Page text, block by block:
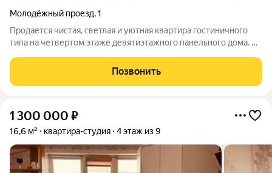
Молодёжный проезд,1
Продается чистая, светлая и уютная квартира гостиничного
типа на четвертом этаже девятиэтажного панельного дома. В
эффективна и предусматривает все необходимое для
комфортной жизни. В помещении
Позвонить
1 300 000 ₽
16,6 м² квартира-студия 4 этаж из 9